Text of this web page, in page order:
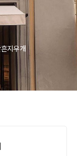
지우개